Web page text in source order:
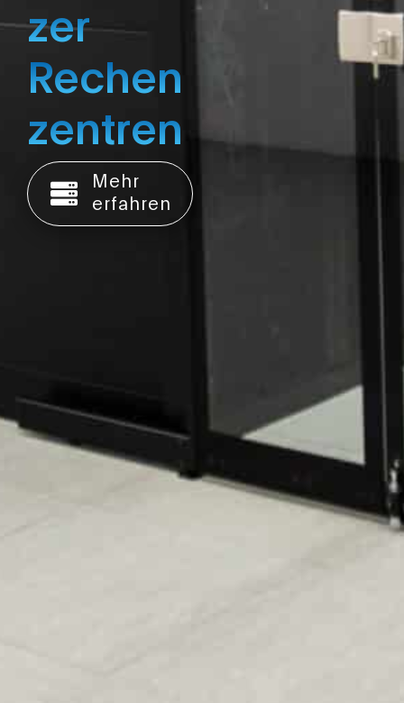
zer
Rechen
zentren
Mehr
erfahren